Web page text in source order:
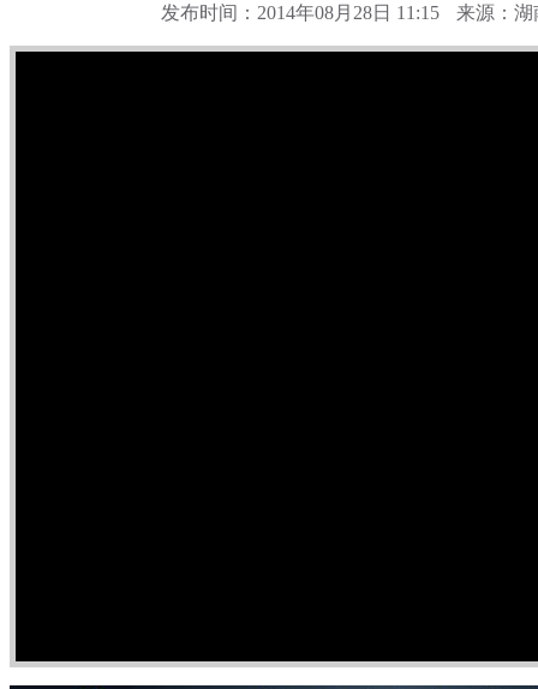
发布时间：2014年08月28日 11:15 来源：湖